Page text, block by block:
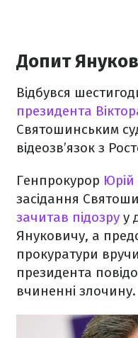
Допит
Відбувся
президента
Святошинським
відеозв’язок з
Генпрокурор
засідання
зачитав підозру у
Януковичу, а
прокуратури
президента
вчиненні злочину.